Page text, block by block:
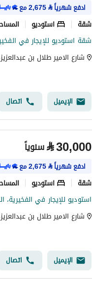
ادفع شهرياً⃁
2,675مع
شقة استوديو
شقة استوديو للإيجار في
الإيميل اتصال
⃁30,000 سنوياً
ادفع شهرياً⃁
2,675مع
شقة استوديو
استوديو للإيجار في الفخيرية،
الإيميل اتصال